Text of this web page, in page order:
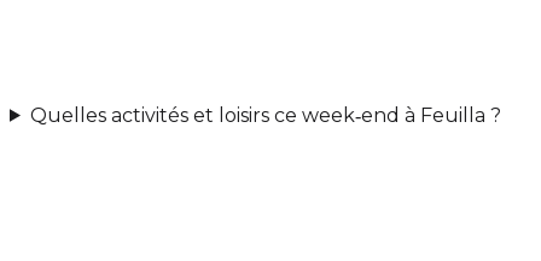
Quelles activités et loisirs ce week‑end à Feuilla ?